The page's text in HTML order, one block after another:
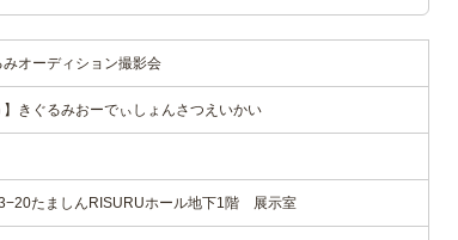
オーディション撮影会
きぐるみおーでぃしょんさつえいかい
たましんRISURUホール地下1階 展示室